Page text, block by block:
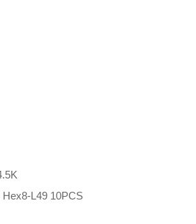
L49 10PCS